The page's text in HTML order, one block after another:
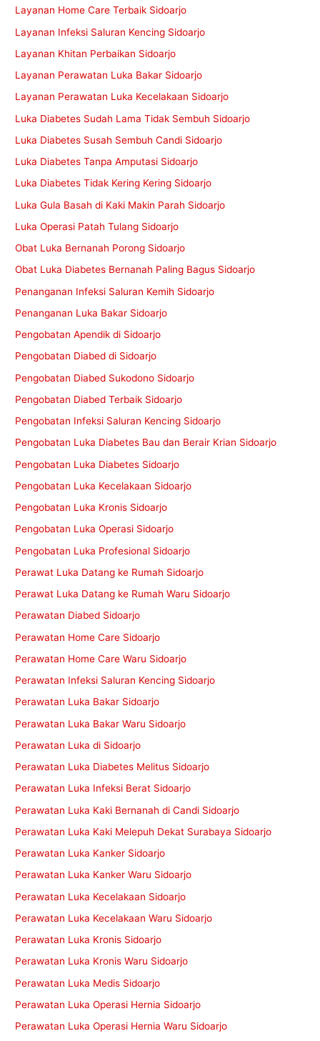
Layanan Home Care Terbaik Sidoarjo
Layanan Infeksi Saluran Kencing Sidoarjo
Layanan Khitan Perbaikan Sidoarjo
Layanan Perawatan Luka Bakar Sidoarjo
Layanan Perawatan Luka Kecelakaan Sidoarjo
Luka Diabetes Sudah Lama Tidak Sembuh Sidoarjo
Luka Diabetes Susah Sembuh Candi Sidoarjo
Luka Diabetes Tanpa Amputasi Sidoarjo
Luka Diabetes Tidak Kering Kering Sidoarjo
Luka Gula Basah di Kaki Makin Parah Sidoarjo
Luka Operasi Patah Tulang Sidoarjo
Obat Luka Bernanah Porong Sidoarjo
Obat Luka Diabetes Bernanah Paling Bagus Sidoarjo
Penanganan Infeksi Saluran Kemih Sidoarjo
Penanganan Luka Bakar Sidoarjo
Pengobatan Apendik di Sidoarjo
Pengobatan Diabed di Sidoarjo
Pengobatan Diabed Sukodono Sidoarjo
Pengobatan Diabed Terbaik Sidoarjo
Pengobatan Infeksi Saluran Kencing Sidoarjo
Pengobatan Luka Diabetes Bau dan Berair Krian Sidoarjo
Pengobatan Luka Diabetes Sidoarjo
Pengobatan Luka Kecelakaan Sidoarjo
Pengobatan Luka Kronis Sidoarjo
Pengobatan Luka Operasi Sidoarjo
Pengobatan Luka Profesional Sidoarjo
Perawat Luka Datang ke Rumah Sidoarjo
Perawat Luka Datang ke Rumah Waru Sidoarjo
Perawatan Diabed Sidoarjo
Perawatan Home Care Sidoarjo
Perawatan Home Care Waru Sidoarjo
Perawatan Infeksi Saluran Kencing Sidoarjo
Perawatan Luka Bakar Sidoarjo
Perawatan Luka Bakar Waru Sidoarjo
Perawatan Luka di Sidoarjo
Perawatan Luka Diabetes Melitus Sidoarjo
Perawatan Luka Infeksi Berat Sidoarjo
Perawatan Luka Kaki Bernanah di Candi Sidoarjo
Perawatan Luka Kaki Melepuh Dekat Surabaya Sidoarjo
Perawatan Luka Kanker Sidoarjo
Perawatan Luka Kanker Waru Sidoarjo
Perawatan Luka Kecelakaan Sidoarjo
Perawatan Luka Kecelakaan Waru Sidoarjo
Perawatan Luka Kronis Sidoarjo
Perawatan Luka Kronis Waru Sidoarjo
Perawatan Luka Medis Sidoarjo
Perawatan Luka Operasi Hernia Sidoarjo
Perawatan Luka Operasi Hernia Waru Sidoarjo